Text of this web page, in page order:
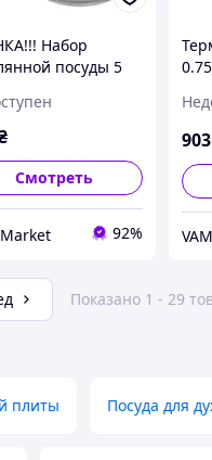
Набор
посуды 5
и противень
MS-0079 /
Смотреть
92%
шт
903
Показано 1 - 29
плиты Посуда для